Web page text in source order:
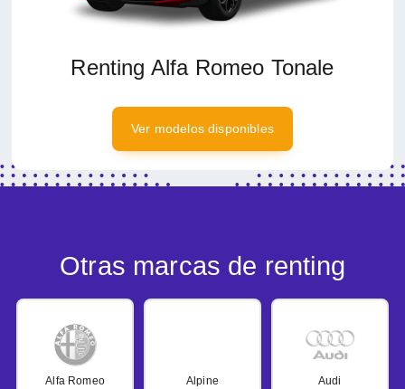
Renting Alfa Romeo Tonale
Ver modelos disponibles
Otras marcas de renting
Alfa Romeo Alpine Audi